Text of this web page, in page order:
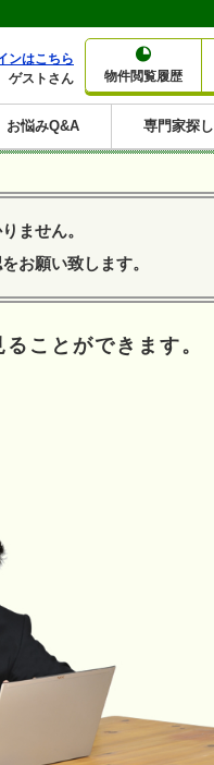
物件閲覧履歴
ンはこちら
ゲストさん
利回り7%以上
利回り8%以上
利回り9%以上
利回り10%以上
利回り11%以上
利回り12%以上
利回り13%以上
利回り14%以上
利回り15%以上
利回り16%以上
お悩みQ&A 専門家探し
ません。
お願い致します。
ことができます。